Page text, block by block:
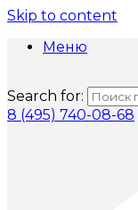
Skip to content
Меню
Search for:
8 (495) 740-08-68